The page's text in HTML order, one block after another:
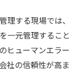
る顧客満足度ア
理する現場では、
一元管理すること
ヒューマンエラー
社の信頼性が高ま